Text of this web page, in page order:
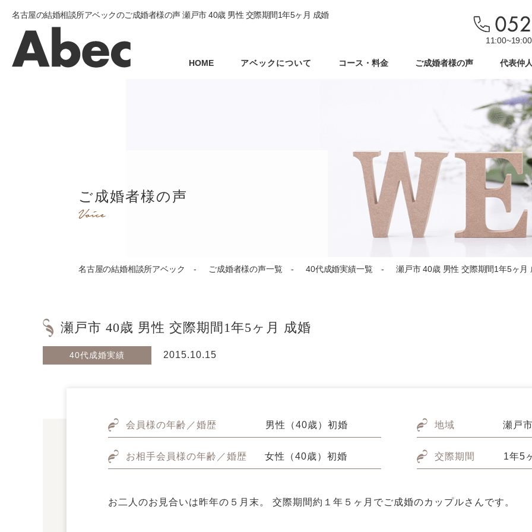
名古屋の結婚相談所アベックのご成婚者様の声 瀬戸市 40歳 男性 交際期間1年5ヶ月 成婚
HOME アベックについて コース・料金 ご成婚者様の声 代表仲
ご成婚者様の声
名古屋の結婚相談所アベック ご成婚者様の声一覧 40代成婚実績一覧 瀬戸市 40歳 男性 交際期間1年5ヶ月
瀬戸市 40歳 男性 交際期間1年5ヶ月 成婚
40代成婚実績 2015.10.15
会員様の年齢／婚歴 男性（40歳）初婚 地域 瀬戸市
お相手会員様の年齢／婚歴 女性（40歳）初婚 交際期間 1年5
お二人のお見合いは昨年の５月末。 交際期間約１年５ヶ月でご成婚のカップルさんです。